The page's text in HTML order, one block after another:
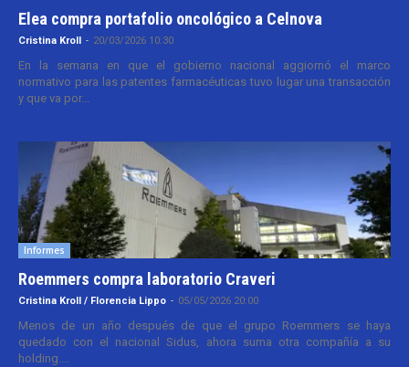
Elea compra portafolio oncológico a Celnova
Cristina Kroll - 20/03/2026 10:30
En la semana en que el gobierno nacional aggiornó el marco
normativo para las patentes farmacéuticas tuvo lugar una transacción
y que va por...
Informes
Roemmers compra laboratorio Craveri
Cristina Kroll / Florencia Lippo - 05/05/2026 20:00
Menos de un año después de que el grupo Roemmers se haya
quedado con el nacional Sidus, ahora suma otra compañía a su
holding....